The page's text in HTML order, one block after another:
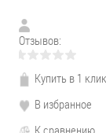
Отзывов:
Купить в 1 клик
В избранное